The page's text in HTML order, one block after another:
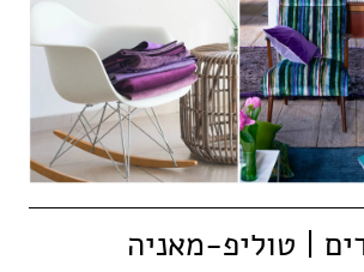
| טוליפ-מאניה